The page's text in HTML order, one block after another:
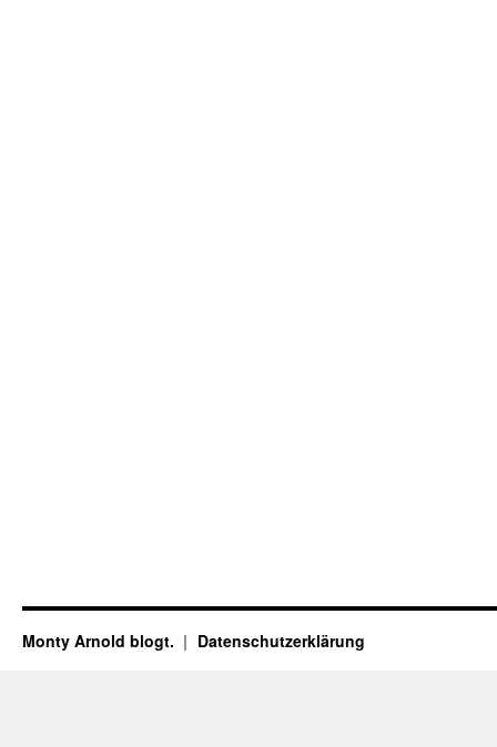
Monty Arnold blogt. Datenschutz­erklärung